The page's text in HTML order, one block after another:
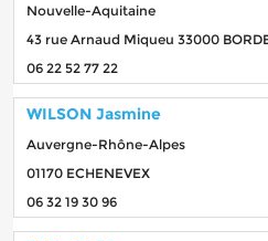
Nouvelle-Aquitaine
43 rue Arnaud Miqueu 33000
06 22 52 77 22
WILSON Jasmine
Auvergne-Rhône-Alpes
01170 ECHENEVEX
06 32 19 30 96